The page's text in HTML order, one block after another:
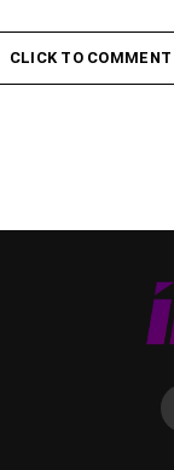
CLICK TO COMMENT